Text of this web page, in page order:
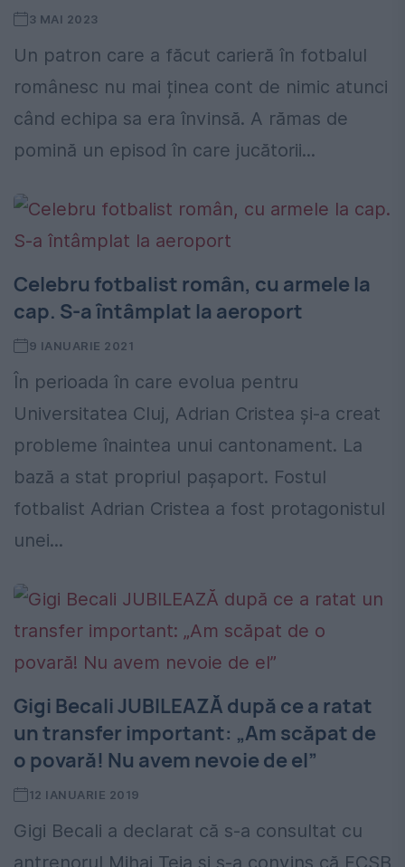
3 MAI 2023
Un patron care a făcut carieră în fotbalul
românesc nu mai ținea cont de nimic atunci
când echipa sa era învinsă. A rămas de
pomină un episod în care jucătorii...
Celebru fotbalist român, cu armele la
cap. S-a întâmplat la aeroport
9 IANUARIE 2021
În perioada în care evolua pentru
Universitatea Cluj, Adrian Cristea și-a creat
probleme înaintea unui cantonament. La
bază a stat propriul pașaport. Fostul
fotbalist Adrian Cristea a fost protagonistul
unei...
Gigi Becali JUBILEAZĂ după ce a ratat
un transfer important: „Am scăpat de
o povară! Nu avem nevoie de el”
12 IANUARIE 2019
Gigi Becali a declarat că s-a consultat cu